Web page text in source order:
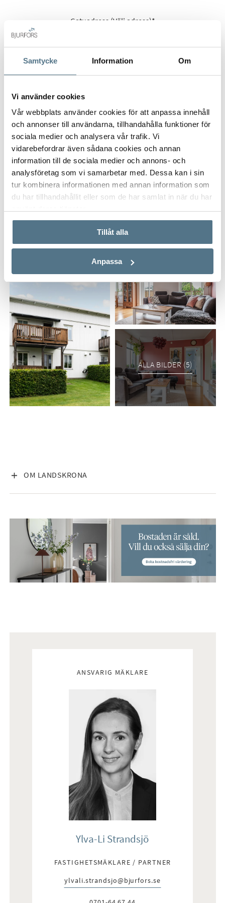
Samtycke Information Om
Vi använder cookies
Vår webbplats använder cookies för att anpassa innehåll
och annonser till användarna, tillhandahålla funktioner för
sociala medier och analysera vår trafik. Vi
vidarebefordrar även sådana cookies och annan
information till de sociala medier och annons- och
analysföretag som vi samarbetar med. Dessa kan i sin
tur kombinera informationen med annan information som
du har tillhandahållit eller som de har samlat in när du har
Tillåt alla
Anpassa
Gatuadress (Välj adress)*
Postort*
Postnummer*
Ange ditt postnummer (5 siffror utan mellanslag)
ALLA BILDER (5)
OM LANDSKRONA
VISA INNEHÅLL
ANSVARIG MÄKLARE
Ylva-Li Strandsjö
FASTIGHETSMÄKLARE / PARTNER
E-post:
ylvali.strandsjo@bjurfors.se